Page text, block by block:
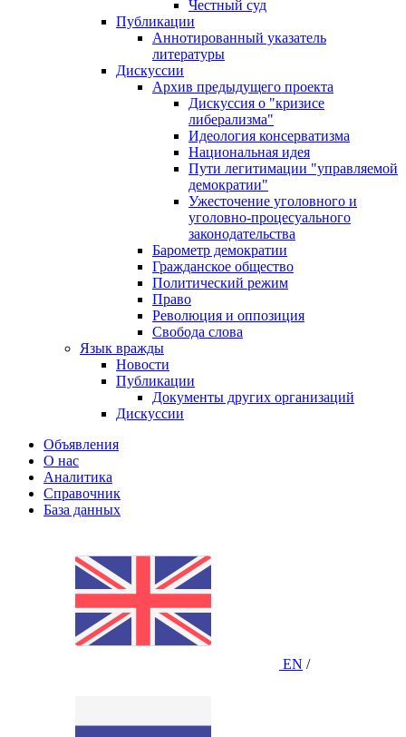
Честный суд
Публикации
Аннотированный указатель
литературы
Дискуссии
Архив предыдущего проекта
Дискуссия о "кризисе
либерализма"
Идеология консерватизма
Национальная идея
Пути легитимации "управляемой
демократии"
Ужесточение уголовного и
уголовно-процесуального
законодательства
Барометр демократии
Гражданское общество
Политический режим
Право
Революция и оппозиция
Свобода слова
Язык вражды
Новости
Публикации
Документы других организаций
Дискуссии
Объявления
О нас
Аналитика
Справочник
База данных
EN /